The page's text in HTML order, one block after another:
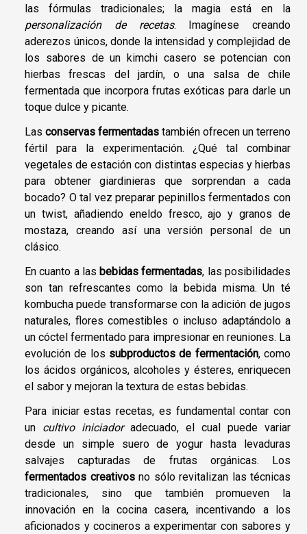
las fórmulas tradicionales; la magia está en la
personalización de recetas. Imagínese creando
aderezos únicos, donde la intensidad y complejidad de
los sabores de un kimchi casero se potencian con
hierbas frescas del jardín, o una salsa de chile
fermentada que incorpora frutas exóticas para darle un
toque dulce y picante.
Las conservas fermentadas también ofrecen un terreno
fértil para la experimentación. ¿Qué tal combinar
vegetales de estación con distintas especias y hierbas
para obtener giardinieras que sorprendan a cada
bocado? O tal vez preparar pepinillos fermentados con
un twist, añadiendo eneldo fresco, ajo y granos de
mostaza, creando así una versión personal de un
clásico.
En cuanto a las bebidas fermentadas, las posibilidades
son tan refrescantes como la bebida misma. Un té
kombucha puede transformarse con la adición de jugos
naturales, flores comestibles o incluso adaptándolo a
un cóctel fermentado para impresionar en reuniones. La
evolución de los subproductos de fermentación, como
los ácidos orgánicos, alcoholes y ésteres, enriquecen
el sabor y mejoran la textura de estas bebidas.
Para iniciar estas recetas, es fundamental contar con
un cultivo iniciadoradecuado, el cual puede variar
desde un simple suero de yogur hasta levaduras
salvajes capturadas de frutas orgánicas. Los
fermentados creativosno sólo revitalizan las técnicas
tradicionales, sino que también promueven la
innovación en la cocina casera, incentivando a los
aficionados y cocineros a experimentar con sabores y